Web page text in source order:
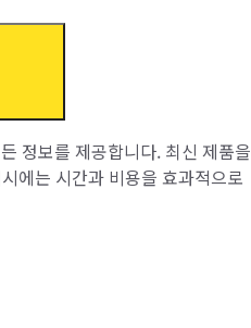
정보를 제공합니다. 최신 제품을
에는 시간과 비용을 효과적으로